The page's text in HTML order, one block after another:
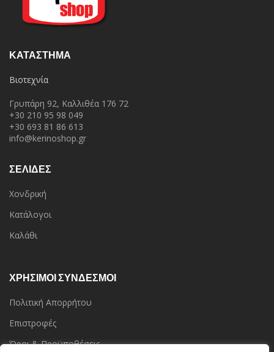
ΚΑΤΆΣΤΗΜΑ
Βιοτεχνία
Γρυπάρη 92, Καλλιθέα 176 72
+30 210 95 98 049
+30 693 81 86 613
info@kerinoshop.gr
ΣΕΛΙΔΕΣ
Χονδρική
Κατάλογοι
Καλάθι
ΧΡΗΣΙΜΟΙ ΣΥΝΔΕΣΜΟΙ
Πολιτική Απορρήτου
Επιστροφές
Όροι & Προϋποθέσεις